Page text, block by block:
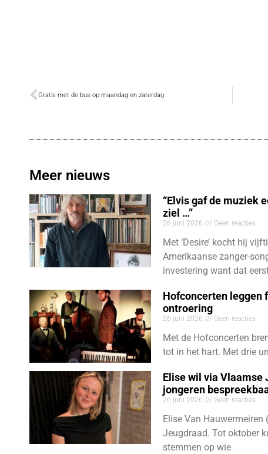
Gratis met de bus op maandag en zaterdag
Meer nieuws
“Elvis gaf de muziek
ziel …”
26 juni 2026 Geen reacties
Met ‘Desire’ kocht hij
Amerikaanse zanger-
investering want dat
Hofconcerten leggen
ontroering
26 juni 2026 Geen reacties
Met de Hofconcerten
tot in het hart. Met drie
Elise wil via Vlaamse
jongeren
26 juni 2026 Geen reacties
Elise Van
Jeugdraad. Tot oktober
stemmen op wie